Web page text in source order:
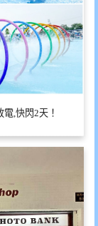
,快閃2天！